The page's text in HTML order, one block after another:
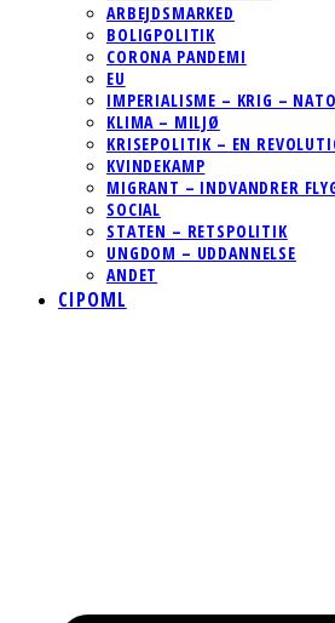
ARBEJDSMARKED
BOLIGPOLITIK
CORONA PANDEMI
EU
IMPERIALISME – KRIG – NATO
KLIMA – MILJØ
KRISEPOLITIK – EN
KVINDEKAMP
MIGRANT – INDVANDRER
SOCIAL
STATEN – RETSPOLITIK
UNGDOM – UDDANNELSE
ANDET
CIPOML